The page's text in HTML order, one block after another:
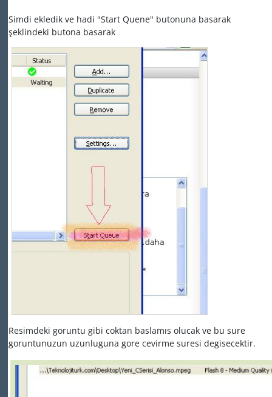
Simdi ekledik ve hadi "Start Quene" butonuna basarak
şeklindeki butona basarak
Resimdeki goruntu gibi coktan baslamıs olucak ve bu sure
goruntunuzun uzunluguna gore cevirme suresi degisecektir.